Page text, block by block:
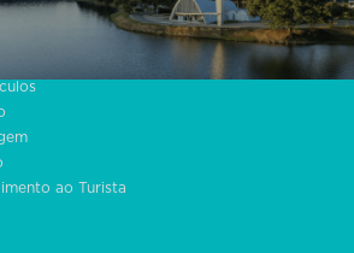
ao Turista